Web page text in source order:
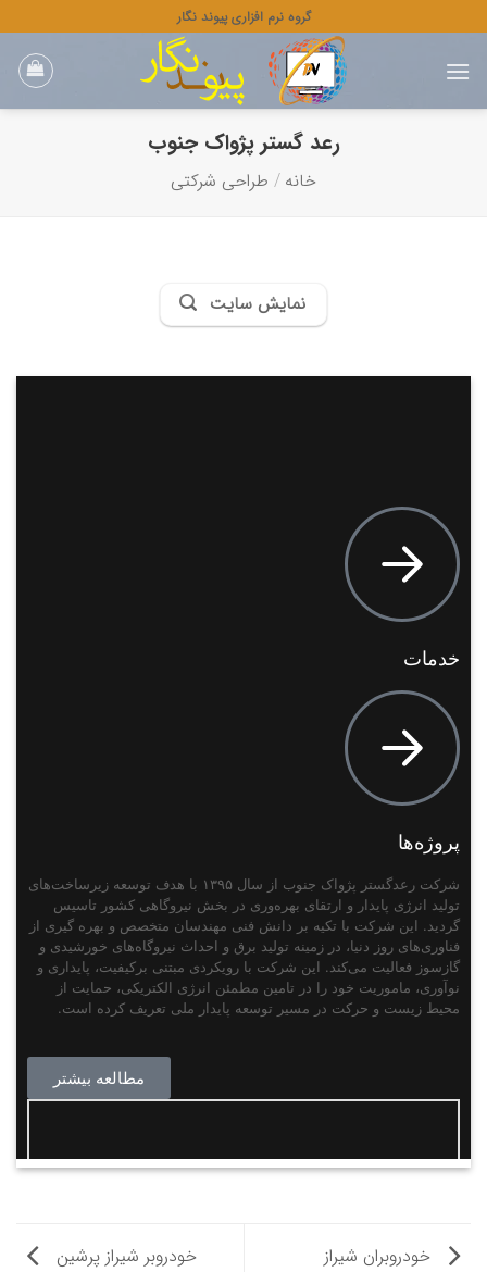
به
محتوا
گروه نرم افزاری پیوند نگار
رعد گستر پژواک جنوب
خانه / طراحی شرکتی
نمایش سایت
خودروبران شیراز خودروبر شیراز پرشین